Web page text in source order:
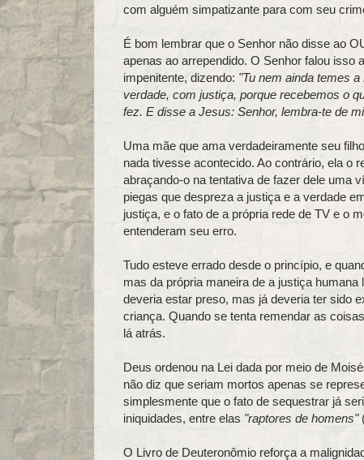
com alguém simpatizante para com seu
É bom lembrar que o Senhor não disse ao
apenas ao arrependido. O Senhor falou isso
impenitente, dizendo: "Tu nem ainda temes
verdade, com justiça, porque recebemos o
fez. E disse a Jesus: Senhor, lembra-te de
Uma mãe que ama verdadeiramente seu
nada tivesse acontecido. Ao contrário, ela o
abraçando-o na tentativa de fazer dele uma
piegas que despreza a justiça e a verdade
justiça, e o fato de a própria rede de TV e o
entenderam seu erro.
Tudo esteve errado desde o princípio, e
mas da própria maneira de a justiça
deveria estar preso, mas já deveria ter sido
criança. Quando se tenta remendar as
lá atrás.
Deus ordenou na Lei dada por meio de
não diz que seriam mortos apenas se
simplesmente que o fato de sequestrar já
iniquidades, entre elas "raptores de homens"
O Livro de Deuteronômio reforça a